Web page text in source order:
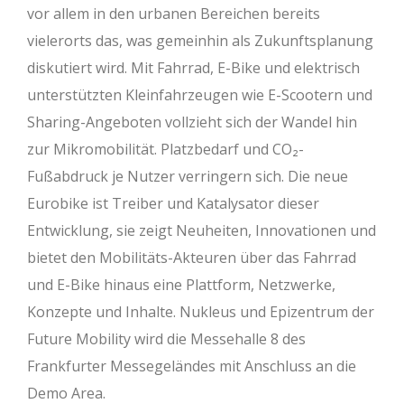
vor allem in den urbanen Bereichen bereits
vielerorts das, was gemeinhin als Zukunftsplanung
diskutiert wird. Mit Fahrrad, E-Bike und elektrisch
unterstützten Kleinfahrzeugen wie E-Scootern und
Sharing-Angeboten vollzieht sich der Wandel hin
zur Mikromobilität. Platzbedarf und CO₂-
Fußabdruck je Nutzer verringern sich. Die neue
Eurobike ist Treiber und Katalysator dieser
Entwicklung, sie zeigt Neuheiten, Innovationen und
bietet den Mobilitäts-Akteuren über das Fahrrad
und E-Bike hinaus eine Plattform, Netzwerke,
Konzepte und Inhalte. Nukleus und Epizentrum der
Future Mobility wird die Messehalle 8 des
Frankfurter Messegeländes mit Anschluss an die
Demo Area.